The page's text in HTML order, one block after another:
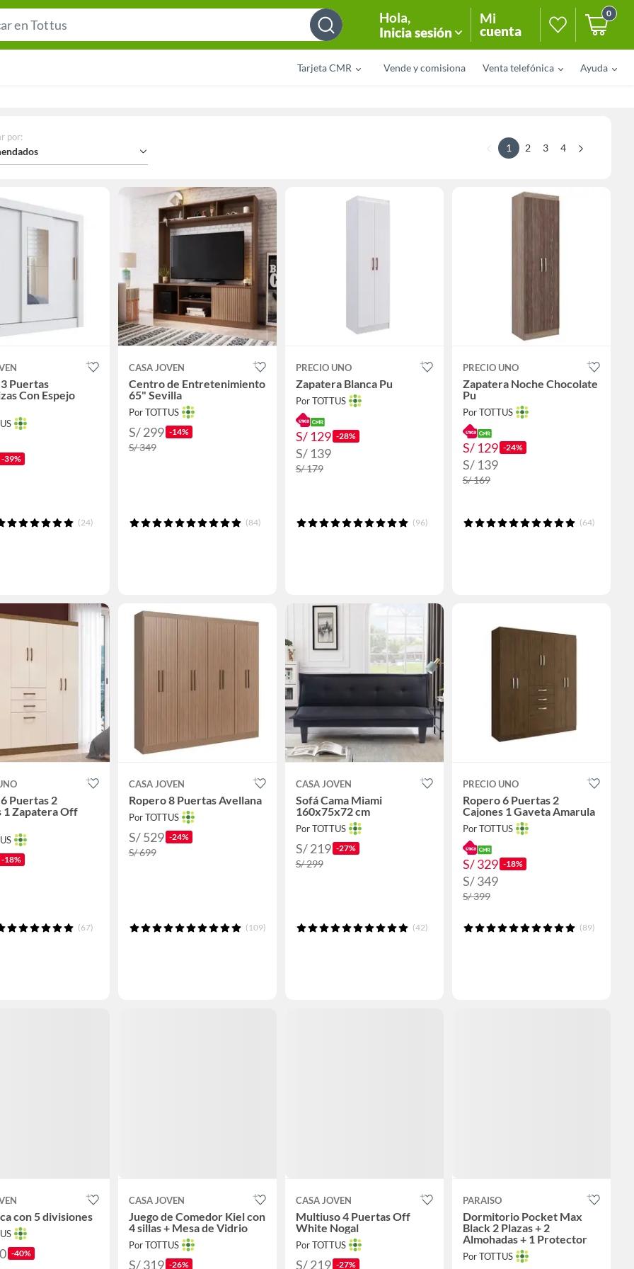
Bar
Hola,
Inicia sesión
Mi
cuenta
0
Tarjeta CMR Vende y comisiona Venta telefónica Ayuda
por:
1 2 3 4
Puertas
Con Espejo
-39%
(24)
CASA JOVEN
Centro de Entretenimiento
65" Sevilla
Por TOTTUS
S/ 299 -14%
S/ 349
(84)
PRECIO UNO
Zapatera Blanca Pu
Por TOTTUS
S/ 129 -28%
S/ 139
S/ 179
(96)
PRECIO UNO
Zapatera Noche Chocolate
Pu
Por TOTTUS
S/ 129 -24%
S/ 139
S/ 169
(64)
Puertas 2
1 Zapatera Off
-18%
(67)
CASA JOVEN
Ropero 8 Puertas Avellana
Por TOTTUS
S/ 529 -24%
S/ 699
(109)
CASA JOVEN
Sofá Cama Miami
160x75x72 cm
Por TOTTUS
S/ 219 -27%
S/ 299
(42)
PRECIO UNO
Ropero 6 Puertas 2
Cajones 1 Gaveta Amarula
Por TOTTUS
S/ 329 -18%
S/ 349
S/ 399
(89)
con 5 divisiones
-40%
CASA JOVEN
Juego de Comedor Kiel con
4 sillas + Mesa de Vidrio
Por TOTTUS
S/ 319 -26%
CASA JOVEN
Multiuso 4 Puertas Off
White Nogal
Por TOTTUS
S/ 219 -27%
PARAISO
Dormitorio Pocket Max
Black 2 Plazas + 2
Almohadas + 1 Protector
Por TOTTUS